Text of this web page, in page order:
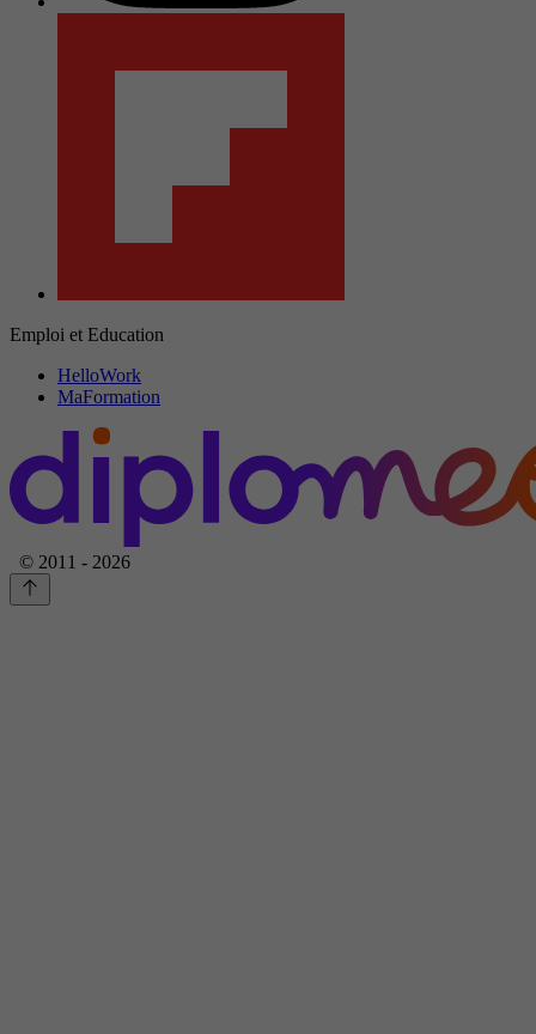
Emploi et Education
HelloWork
MaFormation
© 2011 - 2026